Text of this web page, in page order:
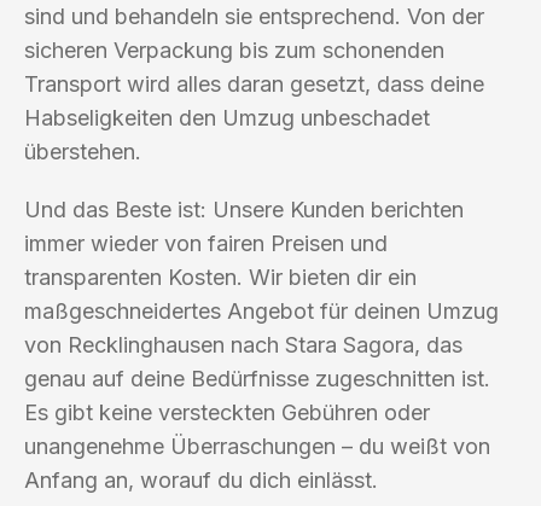
sind und behandeln sie entsprechend. Von der
sicheren Verpackung bis zum schonenden
Transport wird alles daran gesetzt, dass deine
Habseligkeiten den Umzug unbeschadet
überstehen.
Und das Beste ist: Unsere Kunden berichten
immer wieder von fairen Preisen und
transparenten Kosten. Wir bieten dir ein
maßgeschneidertes Angebot für deinen Umzug
von Recklinghausen nach Stara Sagora, das
genau auf deine Bedürfnisse zugeschnitten ist.
Es gibt keine versteckten Gebühren oder
unangenehme Überraschungen – du weißt von
Anfang an, worauf du dich einlässt.